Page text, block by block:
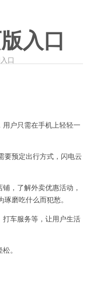
入口
口
户只需在手机上轻轻一
预定出行方式，闪电云
，了解外卖优惠活动，
磨吃什么而犯愁。
车服务等，让用户生活
。